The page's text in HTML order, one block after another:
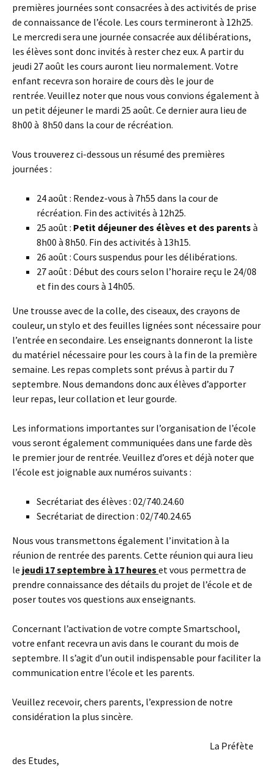
premières journées sont consacrées à des activités de prise
de connaissance de l’école. Les cours termineront à 12h25.
Le mercredi sera une journée consacrée aux délibérations,
les élèves sont donc invités à rester chez eux. A partir du
jeudi 27 août les cours auront lieu normalement. Votre
enfant recevra son horaire de cours dès le jour de
rentrée. Veuillez noter que nous vous convions également à
un petit déjeuner le mardi 25 août. Ce dernier aura lieu de
8h00 à 8h50 dans la cour de récréation.
Vous trouverez ci-dessous un résumé des premières
journées :
24 août : Rendez-vous à 7h55 dans la cour de
récréation. Fin des activités à 12h25.
25 août : Petit déjeuner des élèves et des parents à
8h00 à 8h50. Fin des activités à 13h15.
26 août : Cours suspendus pour les délibérations.
27 août : Début des cours selon l’horaire reçu le 24/08
et fin des cours à 14h05.
Une trousse avec de la colle, des ciseaux, des crayons de
couleur, un stylo et des feuilles lignées sont nécessaire pour
l’entrée en secondaire. Les enseignants donneront la liste
du matériel nécessaire pour les cours à la fin de la première
semaine. Les repas complets sont prévus à partir du 7
septembre. Nous demandons donc aux élèves d’apporter
leur repas, leur collation et leur gourde.
Les informations importantes sur l’organisation de l’école
vous seront également communiquées dans une farde dès
le premier jour de rentrée. Veuillez d’ores et déjà noter que
l’école est joignable aux numéros suivants :
Secrétariat des élèves : 02/740.24.60
Secrétariat de direction : 02/740.24.65
Nous vous transmettons également l’invitation à la
réunion de rentrée des parents. Cette réunion qui aura lieu
le jeudi 17 septembre à 17 heures et vous permettra de
prendre connaissance des détails du projet de l’école et de
poser toutes vos questions aux enseignants.
Concernant l’activation de votre compte Smartschool,
votre enfant recevra un avis dans le courant du mois de
septembre. Il s’agit d’un outil indispensable pour faciliter la
communication entre l’école et les parents.
Veuillez recevoir, chers parents, l’expression de notre
considération la plus sincère.
La Préfète
des Etudes,